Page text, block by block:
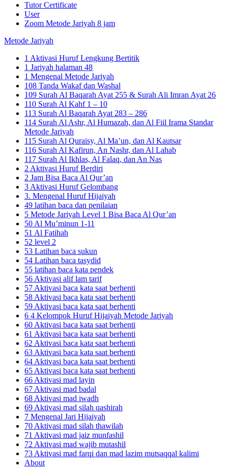
Tutor Certificate
User
Zoom Metode Jariyah 8 jam
Metode Jariyah
1 Aktivasi Huruf Lengkung Bertitik
1 Jariyah halaman 48
1 Mengenal Metode Jariyah
108 Tanda Wakaf dan Washal
109 Surah Al Baqarah Ayat 255 & Surah Ali Imran Ayat 26
110 Surah Al Kahf 1 – 10
113 Surah Al Baqarah Ayat 283 – 286
114 Surah Al Ashr, Al Humazah, dan Al Fiil Irama Standar
Metode Jariyah
115 Surah Al Quraisy, Al Ma’un, dan Al Kautsar
116 Surah Al Kafirun, An Nashr, dan Al Lahab
117 Surah Al Ikhlas, Al Falaq, dan An Nas
2 Aktivasi Huruf Berdiri
2 Jam Bisa Baca Al Qur’an
3 Aktivasi Huruf Gelombang
3. Mengenal Huruf Hijaiyah
49 latihan baca dan penilaian
5 Metode Jariyah Level 1 Bisa Baca Al Qur’an
50 Al Mu’minun 1-11
51 Al Fatihah
52 level 2
53 Latihan baca sukun
54 Latihan baca tasydid
55 latihan baca kata pendek
56 Aktivasi alif lam tarif
57 Aktivasi baca kata saat berhenti
58 Aktivasi baca kata saat berhenti
59 Aktivasi baca kata saat berhenti
6 4 Kelompok Huruf Hijaiyah Metode Jariyah
60 Aktivasi baca kata saat berhenti
61 Aktivasi baca kata saat berhenti
62 Aktivasi baca kata saat berhenti
63 Aktivasi baca kata saat berhenti
64 Aktivasi baca kata saat berhenti
65 Aktivasi baca kata saat berhenti
66 Aktivasi mad layin
67 Aktivasi mad badal
68 Aktivasi mad iwadh
69 Aktivasi mad silah qashirah
7 Mengenal Jari Hijaiyah
70 Aktivasi mad silah thawilah
71 Aktivasi mad jaiz munfashil
72 Aktivasi mad wajib mutashil
73 Aktivasi mad farqi dan mad lazim mutsaqqal kalimi
About